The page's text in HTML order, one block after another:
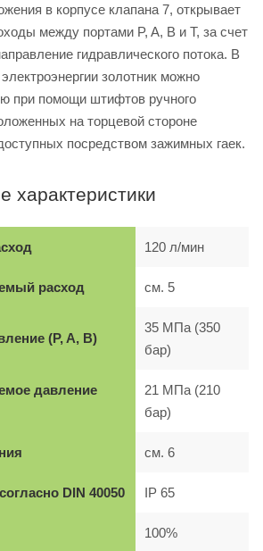
в корпусе клапана 7, открывает
между портами P, A, B и T, за счет
гидравлического потока. В
золотник можно
при помощи штифтов ручного
на торцевой стороне
посредством зажимных гаек.
характеристики
120 л/мин
расход см. 5
(P, A, B)
35 МПа (350
бар)
давление
21 МПа (210
бар)
см. 6
DIN 40050 IP 65
100%